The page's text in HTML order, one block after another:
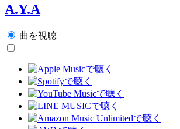
A.Y.A
曲を視聴